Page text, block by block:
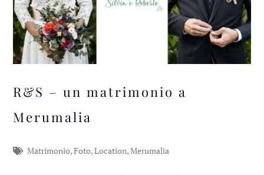
R&S – un matrimonio a
Merumalia
Matrimonio,Foto,Location,Merumalia